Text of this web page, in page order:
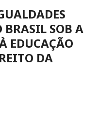
SOB A
EDUCAÇÃO
DA